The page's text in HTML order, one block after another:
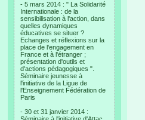
- 5 mars 2014 : " La Solidarité
Internationale : de la
sensibilisation à l'action, dans
quelles dynamiques
éducatives se situer ?
Echanges et réflexions sur la
place de l'engagement en
France et à l'étranger ;
présentation d'outils et
d'actions pédagogiques ".
Séminaire jeunesse à
l'initiative de la Ligue de
l'Enseignement Fédération de
Paris
- 30 et 31 janvier 2014 :